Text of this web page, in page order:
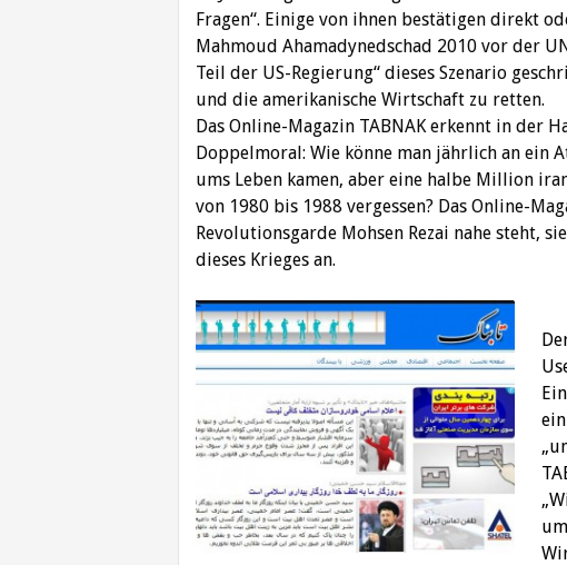
Fragen“. Einige von ihnen bestätigen direkt
Mahmoud Ahamadynedschad 2010 vor der
Teil der US-Regierung“ dieses Szenario
und die amerikanische Wirtschaft zu retten.
Das Online-Magazin TABNAK erkennt in der
Doppelmoral: Wie könne man jährlich an ein
ums Leben kamen, aber eine halbe Million
von 1980 bis 1988 vergessen? Das Online-
Revolutionsgarde Mohsen Rezai nahe steht,
dieses Krieges an.